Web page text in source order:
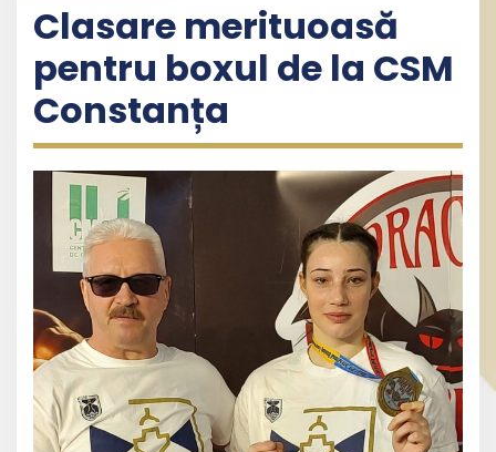
Clasare merituoasă
pentru boxul de la CSM
Constanța